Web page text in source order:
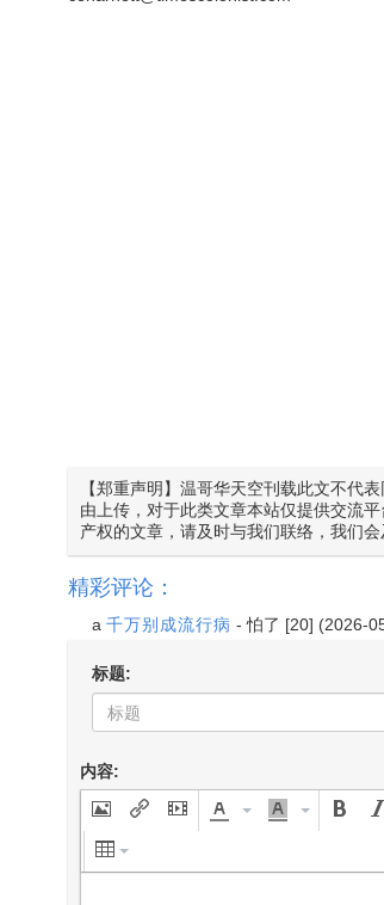
【郑重声明】温哥华天空刊载此文不代
由上传，对于此类文章本站仅提供交流
产权的文章，请及时与我们联络，我们
精彩评论：
a 千万别成流行病 -怕了 [20] (2026-
标题:
内容: